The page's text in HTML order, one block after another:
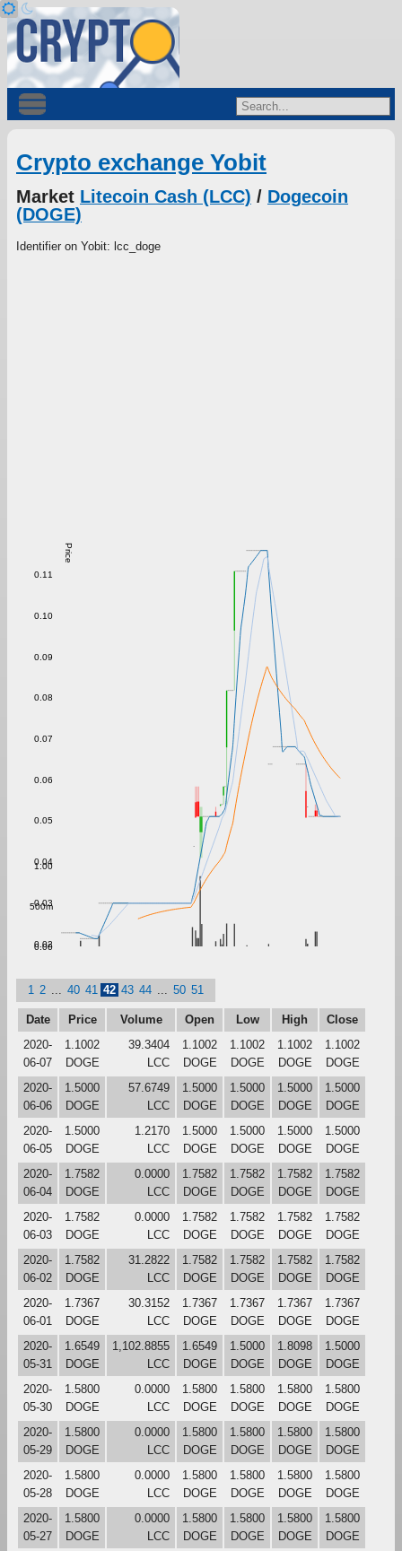
Crypto exchange Yobit
Market Litecoin Cash (LCC) / Dogecoin
(DOGE)
Identifier on Yobit: lcc_doge
Price
0.02
0.03
0.04
0.05
0.06
0.07
0.08
0.09
0.10
0.11
0.00
500m
1.00
1 2 40 41 42 43 44 50 51
Date Price Volume Open Low High
Close
2020-
06-07
1.1002
DOGE
39.3404
LCC
1.1002
DOGE
1.1002
DOGE
1.1002
DOGE
1.1002
DOGE
2020-
06-06
1.5000
DOGE
57.6749
LCC
1.5000
DOGE
1.5000
DOGE
1.5000
DOGE
1.5000
DOGE
2020-
06-05
1.5000
DOGE
1.2170
LCC
1.5000
DOGE
1.5000
DOGE
1.5000
DOGE
1.5000
DOGE
2020-
06-04
1.7582
DOGE
0.0000
LCC
1.7582
DOGE
1.7582
DOGE
1.7582
DOGE
1.7582
DOGE
2020-
06-03
1.7582
DOGE
0.0000
LCC
1.7582
DOGE
1.7582
DOGE
1.7582
DOGE
1.7582
DOGE
2020-
06-02
1.7582
DOGE
31.2822
LCC
1.7582
DOGE
1.7582
DOGE
1.7582
DOGE
1.7582
DOGE
2020-
06-01
1.7367
DOGE
30.3152
LCC
1.7367
DOGE
1.7367
DOGE
1.7367
DOGE
1.7367
DOGE
2020-
05-31
1.6549
DOGE
1,102.8855
LCC
1.6549
DOGE
1.5000
DOGE
1.8098
DOGE
1.5000
DOGE
2020-
05-30
1.5800
DOGE
0.0000
LCC
1.5800
DOGE
1.5800
DOGE
1.5800
DOGE
1.5800
DOGE
2020-
05-29
1.5800
DOGE
0.0000
LCC
1.5800
DOGE
1.5800
DOGE
1.5800
DOGE
1.5800
DOGE
2020-
05-28
1.5800
DOGE
0.0000
LCC
1.5800
DOGE
1.5800
DOGE
1.5800
DOGE
1.5800
DOGE
2020-
05-27
1.5800
DOGE
0.0000
LCC
1.5800
DOGE
1.5800
DOGE
1.5800
DOGE
1.5800
DOGE